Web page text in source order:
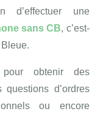
d’effectuer une
sans CB, c’est-
obtenir des
d’ordres
ou encore